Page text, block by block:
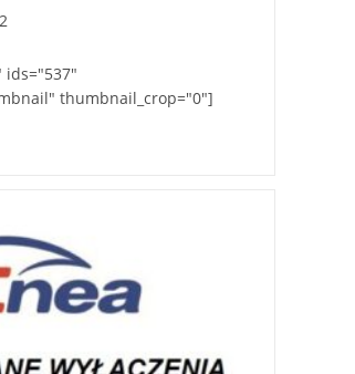
ids="537"
thumbnail_crop="0"]